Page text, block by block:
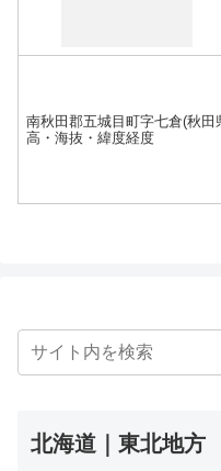
南秋田郡五城目町字七倉(秋田
高・海抜・緯度経度
北海道｜東北地方